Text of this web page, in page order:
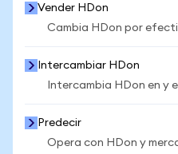
Vender HDon
Cambia HDon por
Intercambiar HDon
Intercambia HDon en y
Predecir
Opera con HDon y